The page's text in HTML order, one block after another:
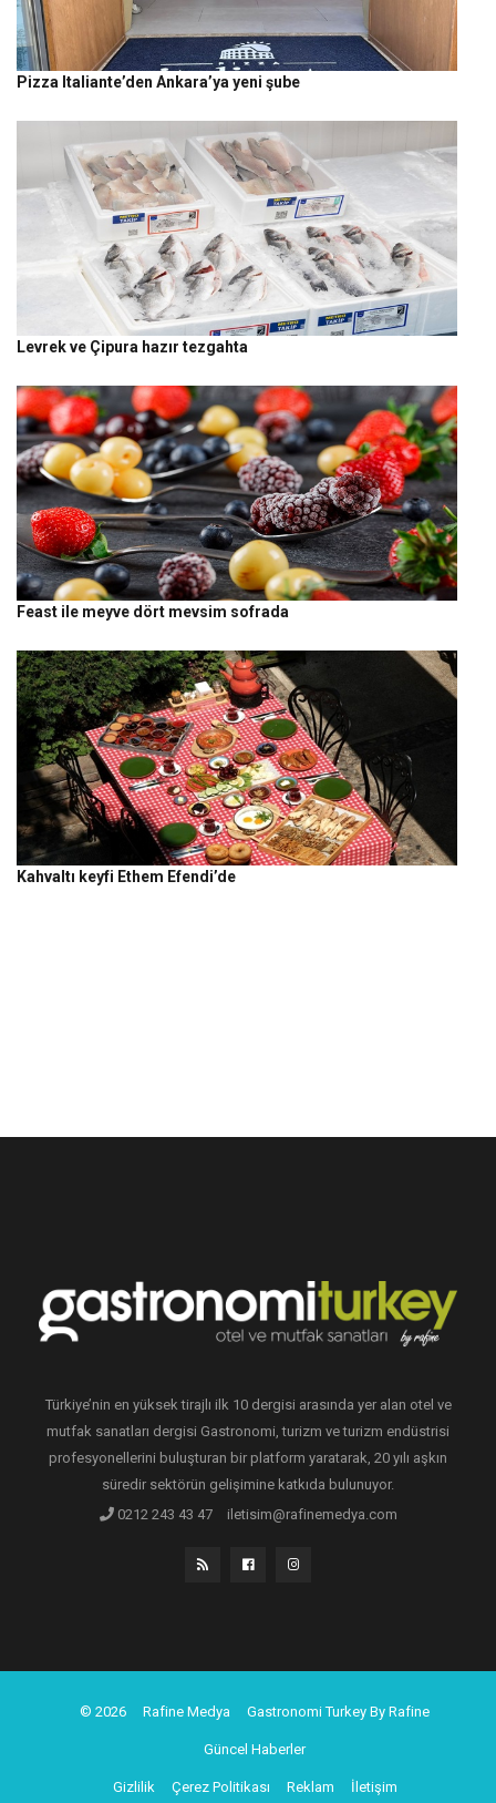
Pizza Italiante’den Ankara’ya yeni şube
Levrek ve Çipura hazır tezgahta
Feast ile meyve dört mevsim sofrada
Kahvaltı keyfi Ethem Efendi’de
Türkiye’nin en yüksek tirajlı ilk 10 dergisi arasında yer alan otel ve
mutfak sanatları dergisi Gastronomi, turizm ve turizm endüstrisi
profesyonellerini buluşturan bir platform yaratarak, 20 yılı aşkın
süredir sektörün gelişimine katkıda bulunuyor.
0212 243 43 47
iletisim@rafinemedya.com
© 2026 Rafine Medya Gastronomi Turkey By Rafine
Güncel Haberler
Gizlilik Çerez Politikası Reklam İletişim